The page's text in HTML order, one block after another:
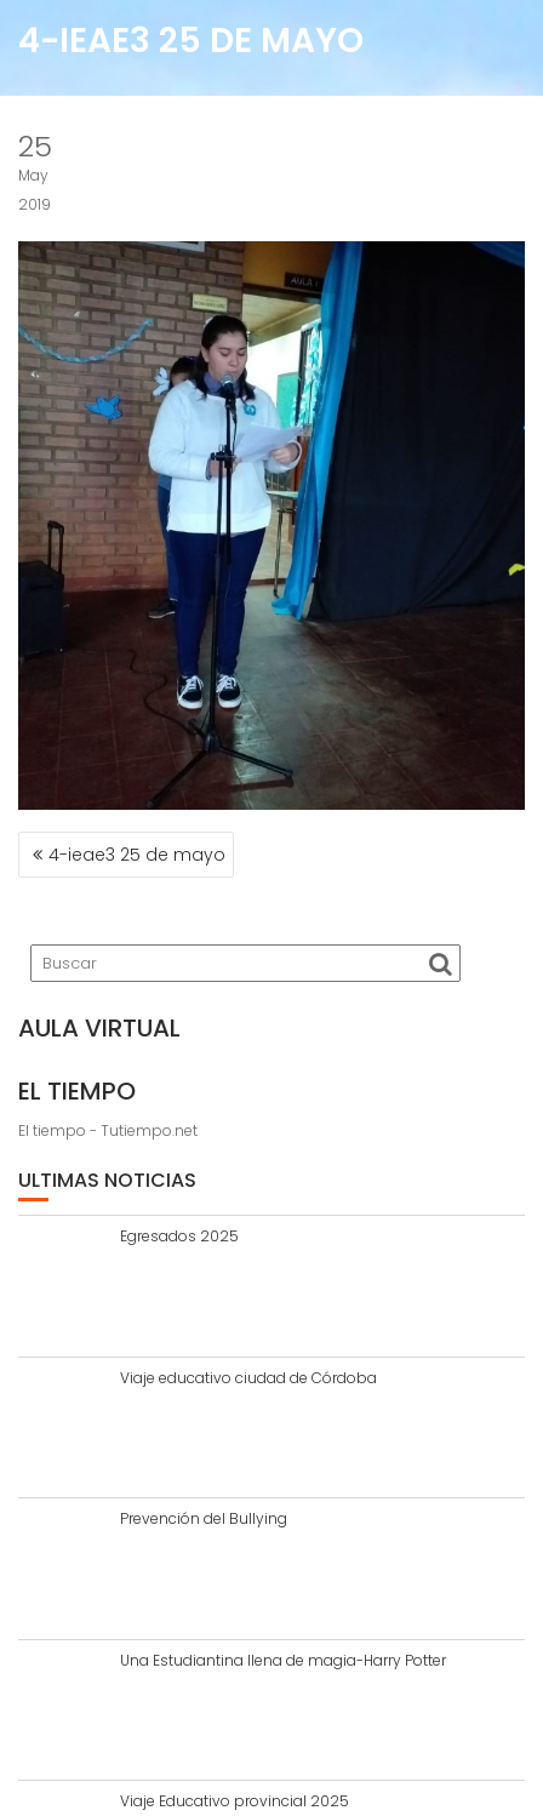
4-IEAE3 25 DE MAYO
25
May
2019
NAVEGACIÓN
DE4-ieae3 25 de mayo
AULA VIRTUAL
EL TIEMPO
El tiempo - Tutiempo.net
ULTIMAS NOTICIAS
Egresados 2025
Viaje educativo ciudad de Córdoba
Prevención del Bullying
Una Estudiantina llena de magia-Harry Potter
Viaje Educativo provincial 2025